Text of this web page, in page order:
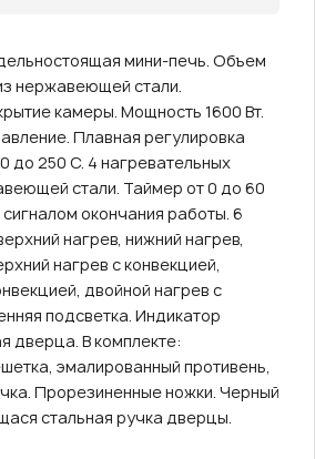
мини-печь. Объем
нержавеющей стали.
камеры. Мощность 1600 Вт.
Плавная регулировка
до 250 С. 4 нагревательных
стали. Таймер от 0 до 60
окончания работы. 6
нагрев, нижний нагрев,
нагрев с конвекцией,
двойной нагрев с
подсветка. Индикатор
дверца. В комплекте:
эмалированный противень,
Прорезиненные ножки. Черный
стальная ручка дверцы.